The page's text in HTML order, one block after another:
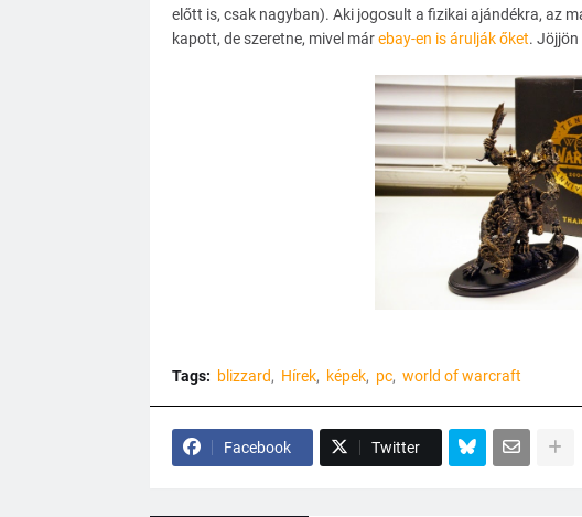
előtt is, csak nagyban). Aki jogosult a fizikai ajándékra, az
kapott, de szeretne, mivel márebay-en is árulják őket. Jöjjön
Tags: blizzard Hírek képek pc world of warcraft
Facebook Twitter